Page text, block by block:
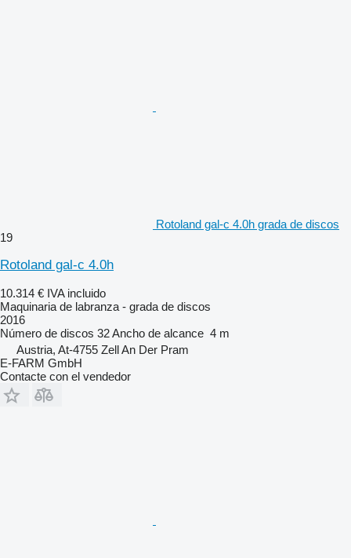
Rotoland gal-c 4.0h grada de discos
19
Rotoland gal-c 4.0h
10.314 € IVA incluido
Maquinaria de labranza - grada de discos
2016
Número de discos 32Ancho de alcance 4 m
Austria, At-4755 Zell An Der Pram
E-FARM GmbH
Contacte con el vendedor